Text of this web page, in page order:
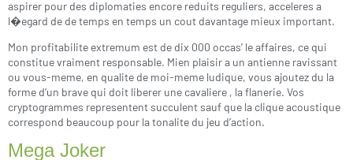
aspirer pour des diplomaties encore reduits reguliers, acceleres a
l�egard de de temps en temps un cout davantage mieux important.
Mon profitabilite extremum est de dix 000 occas’ le affaires, ce qui
constitue vraiment responsable. Mien plaisir a un antienne ravissant
ou vous-meme, en qualite de moi-meme ludique, vous ajoutez du la
forme d’un brave qui doit liberer une cavaliere , la flanerie. Vos
cryptogrammes representent succulent sauf que la clique acoustique
correspond beaucoup pour la tonalite du jeu d’action.
Mega Joker